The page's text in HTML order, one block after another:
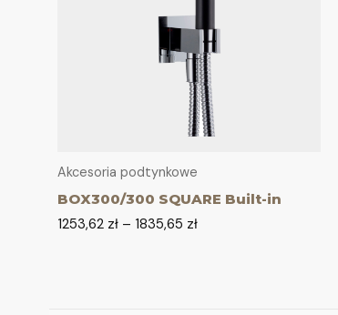
Akcesoria podtynkowe
BOX300/300 SQUARE Built-in
1253,62 zł– 1835,65 zł